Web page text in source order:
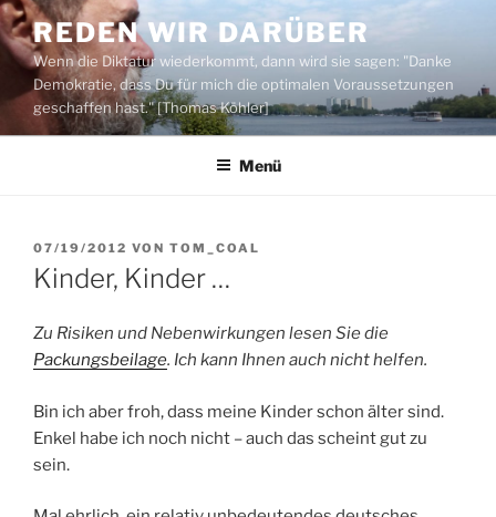
Zum
Inhalt
springen
REDEN WIR DARÜBER
Wenn die Diktatur wiederkommt, dann wird sie sagen: "Danke
Demokratie, dass Du für mich die optimalen Voraussetzungen
geschaffen hast." [Thomas Köhler]
Menü
VERÖFFENTLICHT
AM
07/19/2012 VON TOM_COAL
Kinder, Kinder …
Zu Risiken und Nebenwirkungen lesen Sie die
Packungsbeilage. Ich kann Ihnen auch nicht helfen.
Bin ich aber froh, dass meine Kinder schon älter sind.
Enkel habe ich noch nicht – auch das scheint gut zu
sein.